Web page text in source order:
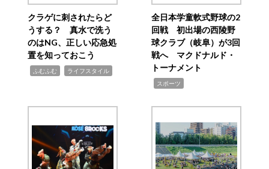
クラゲに刺されたらど
うする？ 真水で洗う
のはNG、正しい応急処
置を知っておこう
ふむふむ ライフスタイル
全日本学童軟式野球の2
回戦 初出場の西陵野
球クラブ（岐阜）が3回
戦へ マクドナルド・
トーナメント
スポーツ